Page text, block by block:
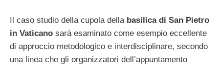
Il caso studio della cupola della basilica di San Pietro
in Vaticano sarà esaminato come esempio eccellente
di approccio metodologico e interdisciplinare, secondo
una linea che gli organizzatori dell’appuntamento